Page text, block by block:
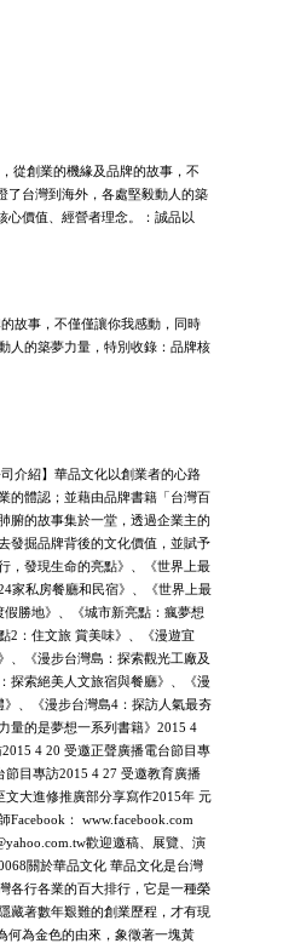
從創業的機緣及品牌的故事，不
了台灣到海外，各處堅毅動人的築
心價值、經營者理念。：誠品以
故事，不僅僅讓你我感動，同時
人的築夢力量，特別收錄：品牌核
介紹】華品文化以創業者的心路
的體認；並藉由品牌書籍「台灣百
腑的故事集於一堂，透過企業主的
發掘品牌背後的文化價值，並賦予
，發現生命的亮點》、《世界上最
家私房餐廳和民宿》、《世界上最
勝地》、《城市新亮點：瘋夢想
2：住文旅 賞美味》、《漫遊宜
、《漫步台灣島：探索觀光工廠及
探索絕美人文旅宿與餐廳》、《漫
、《漫步台灣島4：探訪人氣最夯
量的是夢想一系列書籍》2015 4
4 20 受邀正聲廣播電台節目專
目專訪2015 4 27 受邀教育廣播
文大進修推廣部分享寫作2015年 元
Facebook： www.facebook.com
歡迎邀稿、展覽、演
關於華品文化 華品文化是台灣
各行各業的百大排行，它是一種榮
藏著數年艱難的創業歷程，才有現
何為金色的由來，象徵著一塊黃